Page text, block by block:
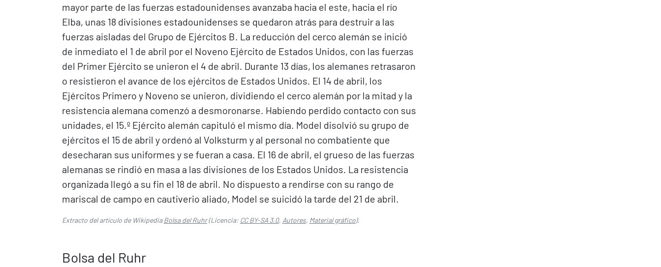
mayor parte de las fuerzas estadounidenses avanzaba hacia el este, hacia el río
Elba, unas 18 divisiones estadounidenses se quedaron atrás para destruir a las
fuerzas aisladas del Grupo de Ejércitos B. La reducción del cerco alemán se inició
de inmediato el 1 de abril por el Noveno Ejército de Estados Unidos, con las fuerzas
del Primer Ejército se unieron el 4 de abril. Durante 13 días, los alemanes retrasaron
o resistieron el avance de los ejércitos de Estados Unidos. El 14 de abril, los
Ejércitos Primero y Noveno se unieron, dividiendo el cerco alemán por la mitad y la
resistencia alemana comenzó a desmoronarse. Habiendo perdido contacto con sus
unidades, el 15.º Ejército alemán capituló el mismo día. Model disolvió su grupo de
ejércitos el 15 de abril y ordenó al Volksturm y al personal no combatiente que
desecharan sus uniformes y se fueran a casa. El 16 de abril, el grueso de las fuerzas
alemanas se rindió en masa a las divisiones de los Estados Unidos. La resistencia
organizada llegó a su fin el 18 de abril. No dispuesto a rendirse con su rango de
mariscal de campo en cautiverio aliado, Model se suicidó la tarde del 21 de abril.
Extracto del artículo de WikipediaBolsa del Ruhr(Licencia: CC BY-SA 3.0, Autores, Material gráfico).
Bolsa del Ruhr